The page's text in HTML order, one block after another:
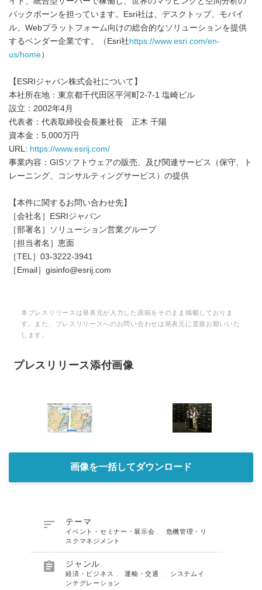
バックボーンを担っています。Esri社は、デスクトップ、モバイ
ル、Webプラットフォーム向けの総合的なソリューションを提供
するベンダー企業です。（Esri社https://www.esri.com/en-
us/home）
【ESRIジャパン株式会社について】
本社所在地：東京都千代田区平河町2-7-1 塩崎ビル
設立：2002年4月
代表者：代表取締役会長兼社長 正木 千陽
資本金：5,000万円
URL: https://www.esrij.com/
事業内容：GISソフトウェアの販売、及び関連サービス（保守、ト
レーニング、コンサルティングサービス）の提供
【本件に関するお問い合わせ先】
［会社名］ESRIジャパン
［部署名］ソリューション営業グループ
［担当者名］恵面
［TEL］03-3222-3941
［Email］gisinfo@esrij.com
本プレスリリースは発表元が入力した原稿をそのまま掲載しておりま
す。また、プレスリリースへのお問い合わせは発表元に直接お願いいた
します。
プレスリリース添付画像
画像を一括してダウンロード
 テーマ
イベント・セミナー・展示会
危機管理・リ
スクマネジメント
 ジャンル
経済・ビジネス 、運輸・交通
システムイ
ンテグレーション